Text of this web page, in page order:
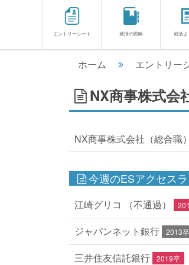
エントリーシート 就活の戦略 就活よ
ホーム エントリー
NX商事株式会
NX商事株式会社（総合職
今週のESアクセス
江崎グリコ （不通過）
ジャパンネット銀行 2013卒
三井住友信託銀行 2019卒